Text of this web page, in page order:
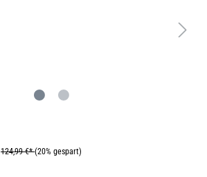
124,99 €*(20% gespart)